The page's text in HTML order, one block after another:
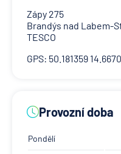
Zápy 275
Brandýs nad Labem-
TESCO
GPS: 50.181359
Provozní doba
Pondělí